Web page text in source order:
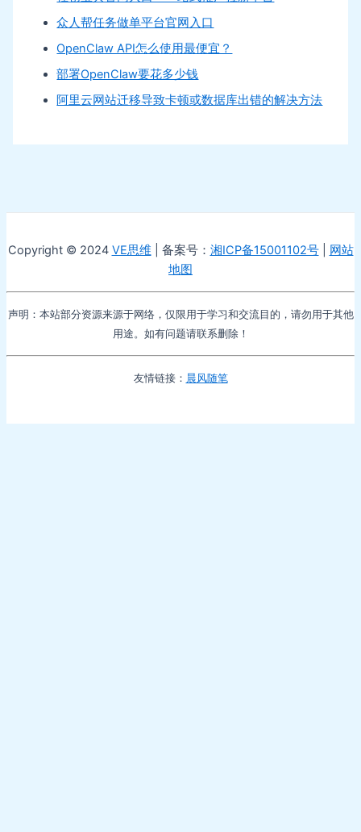
众人帮任务做单平台官网入口
OpenClaw API怎么使用最便宜？
部署OpenClaw要花多少钱
阿里云网站迁移导致卡顿或数据库出错的解决方法
Copyright © 2024 VE思维 | 备案号： 湘ICP备15001102号| 网站
地图
声明：本站部分资源来源于网络，仅限用于学习和交流目的，请勿用于其他
用途。如有问题请联系删除！
友情链接： 晨风随笔